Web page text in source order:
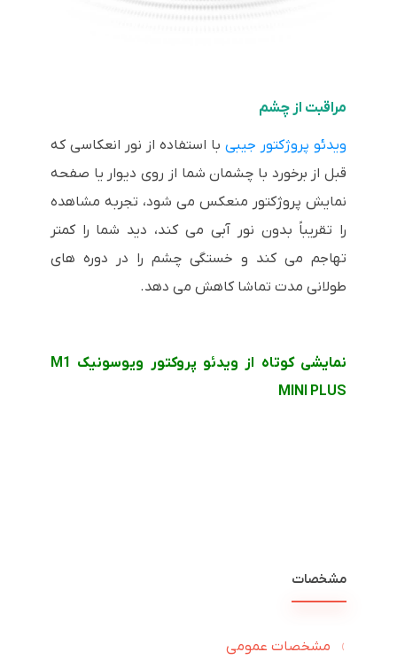
مراقبت از چشم
ویدئو پروژکتور جیبیبا استفاده از نور انعکاسی که
قبل از برخورد با چشمان شما از روی دیوار یا صفحه
نمایش پروژکتور منعکس می شود، تجربه مشاهده
را تقریباً بدون نور آبی می کند، دید شما را کمتر
تهاجم می کند و خستگی چشم را در دوره های
طولانی مدت تماشا کاهش می دهد.
نمایشی کوتاه از ویدئو پروکتور ویوسونیک M1
MINI PLUS
مشخصات
مشخصات عمومی